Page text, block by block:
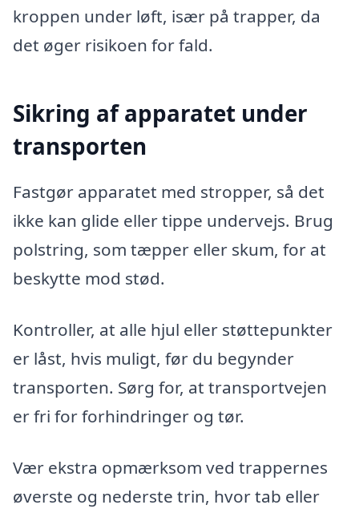
kroppen under løft, især på trapper, da
det øger risikoen for fald.
Sikring af apparatet under
transporten
Fastgør apparatet med stropper, så det
ikke kan glide eller tippe undervejs. Brug
polstring, som tæpper eller skum, for at
beskytte mod stød.
Kontroller, at alle hjul eller støttepunkter
er låst, hvis muligt, før du begynder
transporten. Sørg for, at transportvejen
er fri for forhindringer og tør.
Vær ekstra opmærksom ved trappernes
øverste og nederste trin, hvor tab eller